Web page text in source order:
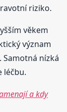
riziko.
věkem
význam
Samotná nízká
léčbu.
a kdy